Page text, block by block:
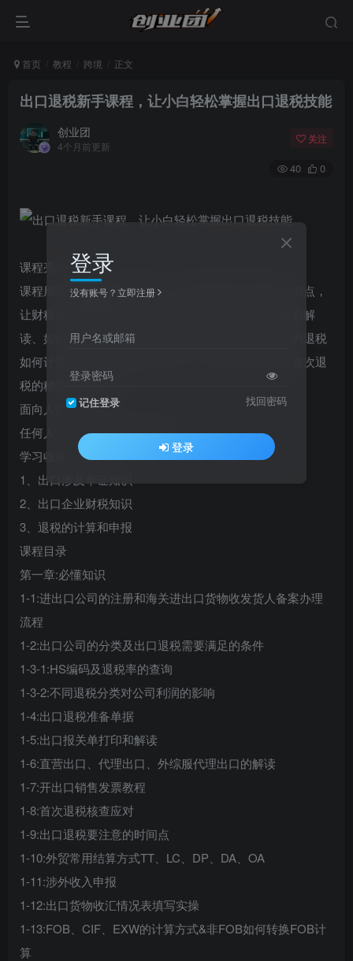
首页 教程 跨境 正文
出口退税新手课程，让小白轻松掌握出口退税技能
创业团
4个月前更新
关注
40 0
课程亮点
课程用通俗易懂的语言介绍了出口退税新手必懂的知识点，
让财税小白都能轻松掌握出口所涉及的单证、报关单的解
读、如何收汇、出口发票的开具生产企业和外贸企业的退税
如何计算以及首次退税注意事项，以及如何轻松应对首次退
税的稽查退税技能。
面向人群
任何人、老板、财务、报关员
学习收获
1、出口涉及单证知识
2、出口企业财税知识
3、退税的计算和申报
课程目录
第一章:必懂知识
1-1:进出口公司的注册和海关进出口货物收发货人备案办理
流程
1-2:出口公司的分类及出口退税需要满足的条件
1-3-1:HS编码及退税率的查询
1-3-2:不同退税分类对公司利润的影响
1-4:出口退税准备单据
1-5:出口报关单打印和解读
1-6:直营出口、代理出口、外综服代理出口的解读
1-7:开出口销售发票教程
1-8:首次退税核查应对
1-9:出口退税要注意的时间点
1-10:外贸常用结算方式TT、LC、DP、DA、OA
1-11:涉外收入申报
1-12:出口货物收汇情况表填写实操
1-13:FOB、CIF、EXW的计算方式&非FOB如何转换FOB计
算
登录
没有账号？立即注册
用户名或邮箱
登录密码
记住登录 找回密码
登录